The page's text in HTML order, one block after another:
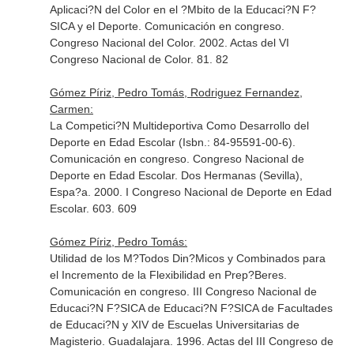
Aplicaci?N del Color en el ?Mbito de la Educaci?N F?
SICA y el Deporte. Comunicación en congreso.
Congreso Nacional del Color. 2002. Actas del VI
Congreso Nacional de Color. 81. 82
Gómez Píriz, Pedro Tomás, Rodriguez Fernandez,
Carmen:
La Competici?N Multideportiva Como Desarrollo del
Deporte en Edad Escolar (Isbn.: 84-95591-00-6).
Comunicación en congreso. Congreso Nacional de
Deporte en Edad Escolar. Dos Hermanas (Sevilla),
Espa?a. 2000. I Congreso Nacional de Deporte en Edad
Escolar. 603. 609
Gómez Píriz, Pedro Tomás:
Utilidad de los M?Todos Din?Micos y Combinados para
el Incremento de la Flexibilidad en Prep?Beres.
Comunicación en congreso. III Congreso Nacional de
Educaci?N F?SICA de Educaci?N F?SICA de Facultades
de Educaci?N y XIV de Escuelas Universitarias de
Magisterio. Guadalajara. 1996. Actas del III Congreso de